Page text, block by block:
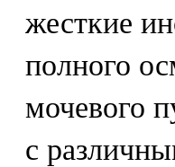
жесткие
полного
мочевого
с